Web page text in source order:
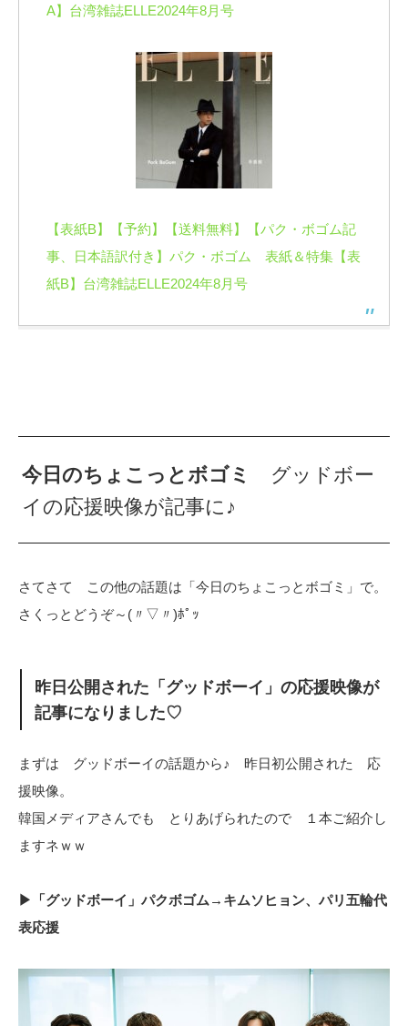
A】台湾雑誌ELLE2024年8月号
【表紙B】【予約】【送料無料】【パク・ボゴム記
事、日本語訳付き】パク・ボゴム 表紙＆特集【表
紙B】台湾雑誌ELLE2024年8月号
今日のちょこっとボゴミ グッドボー
イの応援映像が記事に♪
さてさて この他の話題は「今日のちょこっとボゴミ」で。
さくっとどうぞ～(〃▽〃)ﾎﾟｯ
昨日公開された「グッドボーイ」の応援映像が
記事になりました♡
まずは グッドボーイの話題から♪ 昨日初公開された 応
援映像。
韓国メディアさんでも とりあげられたので １本ご紹介し
ますネｗｗ
▶「グッドボーイ」パクボゴム→キムソヒョン、パリ五輪代
表応援